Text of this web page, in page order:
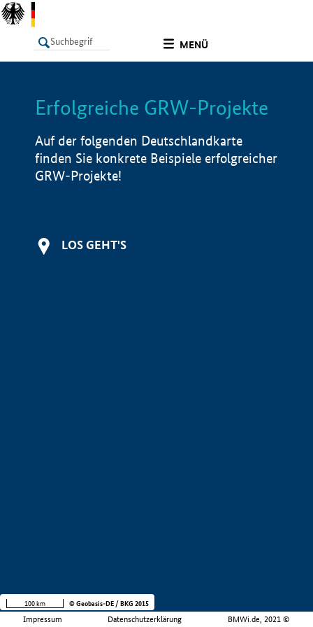
MENÜ
LISTE Info
Erfolgreiche GRW-Projekte
Auf der folgenden Deutschlandkarte
finden Sie konkrete Beispiele erfolgreicher
GRW-Projekte!
LOS GEHT'S
Impressum Datenschutzerklärung BMWi.de, 2021 ©
100 km © Geobasis-DE / BKG 2015